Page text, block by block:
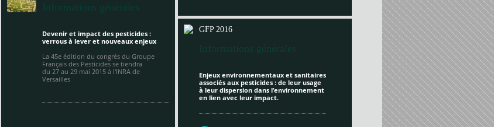
Informations générales
Devenir et impact des pesticides :
verrous à lever et nouveaux enjeux
La 45e édition du congrès du Groupe
Français des Pesticides se tiendra
du 27 au 29 mai 2015 à l'INRA de
Versailles
GFP 2016
Informations générales
Enjeux environnementaux et sanitaires
associés aux pesticides : de leur usage
à leur dispersion dans l’environnement
en lien avec leur impact.